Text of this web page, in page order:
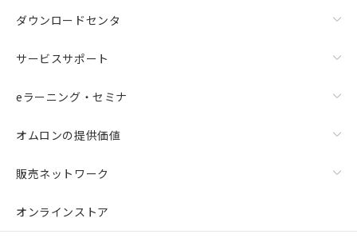
ダウンロードセンタ
サービスサポート
eラーニング・セミナ
オムロンの提供価値
販売ネットワーク
オンラインストア